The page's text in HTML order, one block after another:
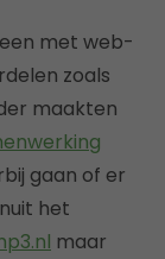
met web-
zoals
maakten
gaan of er
het
maar